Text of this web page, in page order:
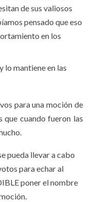
de sus valiosos
pensado que eso
en los
y lo mantiene en las
para una moción de
que cuando fueron las
pueda llevar a cabo
para echar al
poner el nombre